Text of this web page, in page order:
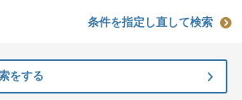
条件を指定し直して検索
をする